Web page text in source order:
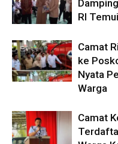
RI
Camat
ke
Nyata
Warga
Camat